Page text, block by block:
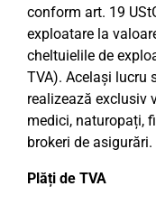
conform art. 19
exploatare la
cheltuielile de
TVA). Același lucru
realizează exclusiv
medici, naturopați,
brokeri de asigurări.
Plăți de TVA